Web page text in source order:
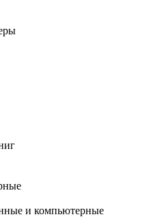
и компьютерные